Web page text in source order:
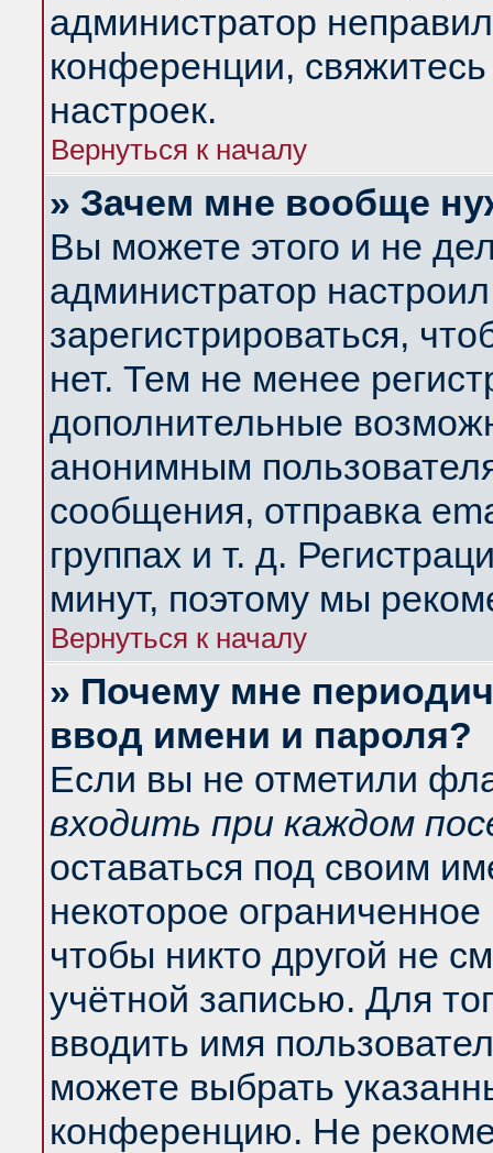
администратор
конференции,
настроек.
Вернуться к началу
» Зачем мне вообще
Вы можете этого и не
администратор
зарегистрироваться,
нет. Тем не менее
дополнительные
анонимным
сообщения, отправка
группах и т. д.
минут, поэтому мы
Вернуться к началу
» Почему мне
ввод имени и пароля?
Если вы не отметили
входить при каждом
оставаться под своим
некоторое
чтобы никто другой не
учётной записью. Для
вводить имя
можете выбрать
конференцию. Не